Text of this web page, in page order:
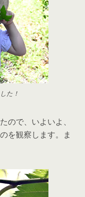
た！
ので、いよいよ、
を観察します。ま